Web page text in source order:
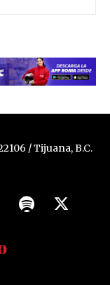
/ Tijuana, B.C.